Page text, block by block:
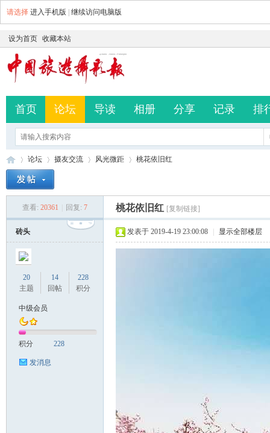
请选择 进入手机版 继续访问电脑版
设为首页 收藏本站
首页 论坛 导读 相册 分享 记录 排
论坛
›
摄友交流
›
风光微距
›
桃花依旧红
查看: 20361 回复: 7 桃花依旧红 [复制链接]
砖头
20
主题
14
回帖
228
积分
中级会员
积分 228
发消息
发表于 2019-4-19 23:00:08 显示全部楼层